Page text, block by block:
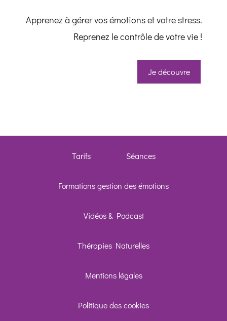
Apprenez à gérer vos émotions et votre stress.
Reprenez le contrôle de votre vie !
Je découvre
Tarifs Séances
Formations gestion des émotions
Vidéos & Podcast
Thérapies Naturelles
Mentions légales
Politique des cookies
Whatsapp